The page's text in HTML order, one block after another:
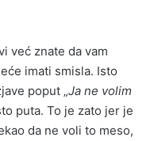
već znate da vam
imati smisla. Isto
poput „Ja ne volim
puta. To je zato jer je
da ne voli to meso,